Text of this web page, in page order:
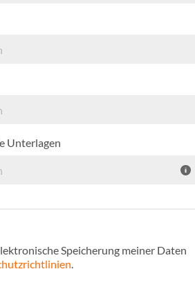
Unterlagen
Speicherung meiner Daten
.